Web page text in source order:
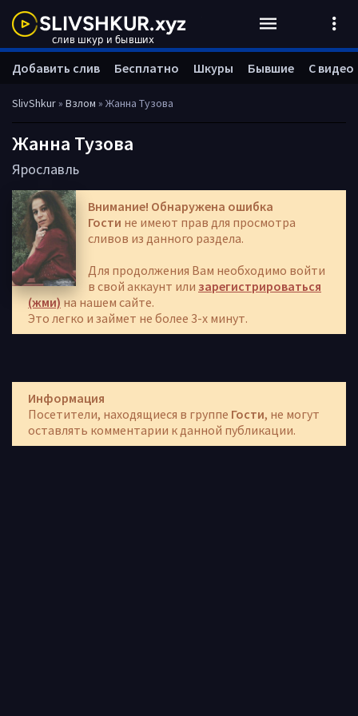
SlivShkur» Взлом » Жанна Тузова
Жанна Тузова
Ярославль
Внимание! Обнаружена ошибка
Гости не имеют прав для просмотра
сливов из данного раздела.
Для продолжения Вам необходимо войти
в свой аккаунт или зарегистрироваться
(жми) на нашем сайте.
Это легко и займет не более 3-х минут.
Информация
Посетители, находящиеся в группе Гости, не могут
оставлять комментарии к данной публикации.
Добавить слив Бесплатно Шкуры Бывшие С видео